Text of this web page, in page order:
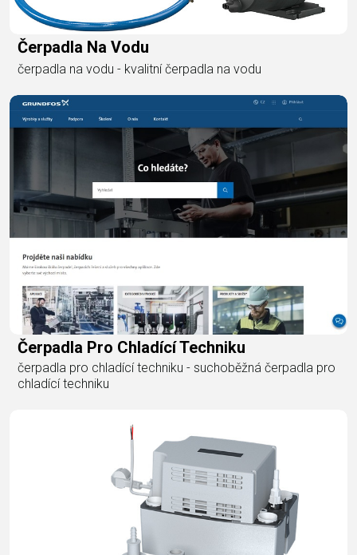
Čerpadla Na Vodu
čerpadla na vodu - kvalitní čerpadla na vodu
Čerpadla Pro Chladící Techniku
čerpadla pro chladící techniku - suchoběžná čerpadla pro
chladící techniku​